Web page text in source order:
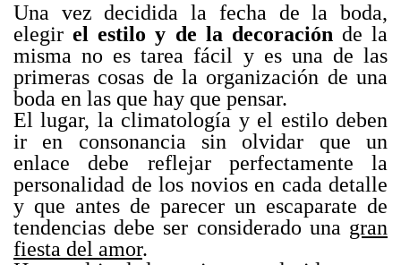
Una vez decidida la fecha de la boda,
elegirel estilo y de la decoración de la
misma no es tarea fácil y es una de las
primeras cosas de la organización de una
boda en las que hay que pensar.
El lugar, la climatología y el estilo deben
ir en consonancia sin olvidar que un
enlace debe reflejar perfectamente la
personalidad de los novios en cada detalle
y que antes de parecer un escaparate de
tendencias debe ser considerado una gran
fiesta del amor.